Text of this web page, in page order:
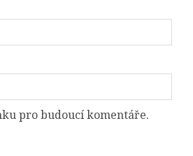
pro budoucí komentáře.